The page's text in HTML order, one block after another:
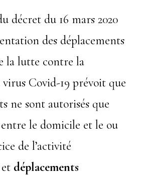
décret du 16 mars 2020
des déplacements
la lutte contre la
Covid-19 prévoit que
ne sont autorisés que
le domicile et le ou
de l’activité
déplacements